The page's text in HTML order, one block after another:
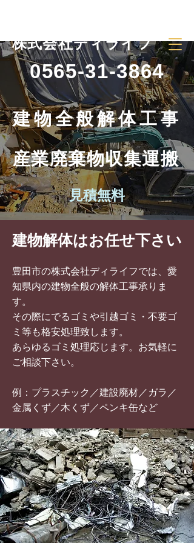
​株式会社ディライフ
0565-31-3864
建物全般解体工事
​産業廃棄物収集運搬
見積無料
建物解体はお任せ下さい
豊田市の株式会社ディライフでは、愛
知県内の建物全般の解体工事承りま
す。
その際にでるゴミや引越ゴミ・不要ゴ
ミ等も格安処理致します。
あらゆるゴミ処理応じます。お気軽に
ご相談下さい。
例：プラスチック／建設廃材／ガラ／
金属くず／木くず／ペンキ缶など